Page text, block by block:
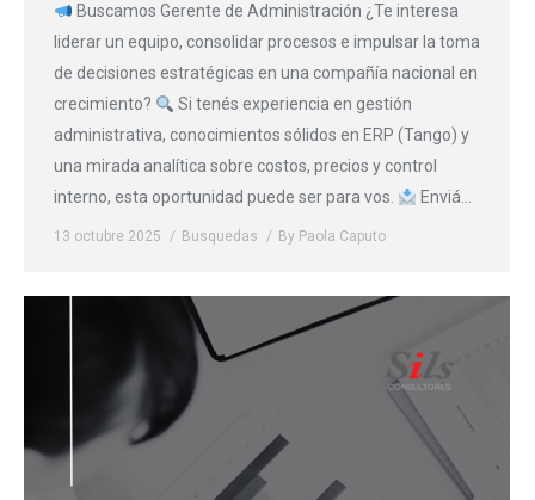
Buscamos Gerente de Administración ¿Te interesa
liderar un equipo, consolidar procesos e impulsar la toma
de decisiones estratégicas en una compañía nacional en
crecimiento?
Si tenés experiencia en gestión
administrativa, conocimientos sólidos en ERP (Tango) y
una mirada analítica sobre costos, precios y control
interno, esta oportunidad puede ser para vos.
Enviá…
13 octubre 2025 Busquedas By Paola Caputo